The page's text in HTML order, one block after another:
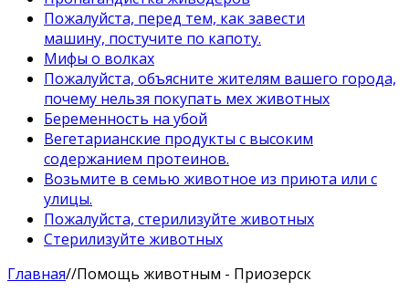
Пожалуйста, перед тем, как завести
машину, постучите по капоту.
Мифы о волках
Пожалуйста, объясните жителям вашего города,
почему нельзя покупать мех животных
Беременность на убой
Вегетарианские продукты с высоким
содержанием протеинов.
Возьмите в семью животное из приюта или с
улицы.
Пожалуйста, стерилизуйте животных
Стерилизуйте животных
Главная//Помощь животным - Приозерск